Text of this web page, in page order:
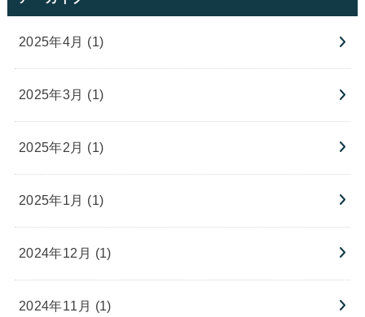
2025年4月 (1)
2025年3月 (1)
2025年2月 (1)
2025年1月 (1)
2024年12月 (1)
2024年11月 (1)